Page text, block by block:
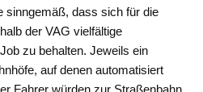
sinngemäß, dass sich für die
der VAG vielfältige
zu behalten. Jeweils ein
auf denen automatisiert
Fahrer würden zur Straßenbahn